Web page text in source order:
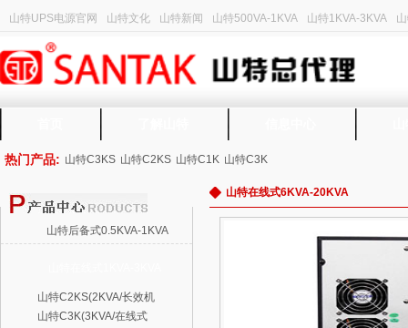
山特UPS电源官网 山特文化 山特新闻 山特500VA-1KVA 山特1KVA-3KVA
热门产品: 山特C3KS 山特C2KS 山特C1K 山特C3K
山特后备式0.5KVA-1KVA
山特C2KS(2KVA/长效机
山特C3K(3KVA/在线式
山特在线式6KVA-20KVA